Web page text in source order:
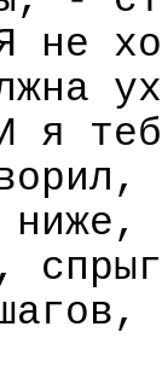
я
ниже,